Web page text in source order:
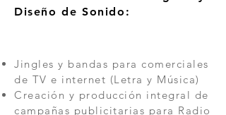
Diseño de Sonido:
Jingles y bandas para comerciales
de TV e internet (Letra y Música)
Creación y producción integral de
campañas publicitarias para Radio